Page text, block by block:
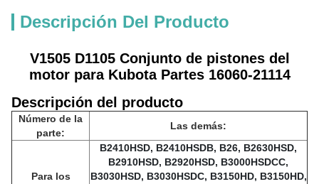
Descripción Del Producto
V1505 D1105 Conjunto de pistones del
motor para Kubota Partes 16060-21114
Descripción del producto
Número de la
parte:
Las demás:
Para los
B2410HSD, B2410HSDB, B26, B2630HSD,
B2910HSD, B2920HSD, B3000HSDCC,
B3030HSD, B3030HSDC, B3150HD, B3150HD,